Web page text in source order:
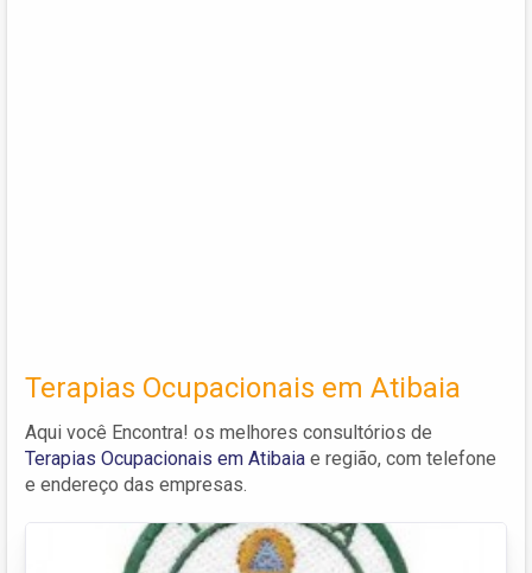
Terapias Ocupacionais em Atibaia
Aqui você Encontra! os melhores consultórios de
Terapias Ocupacionais em Atibaia e região, com telefone
e endereço das empresas.